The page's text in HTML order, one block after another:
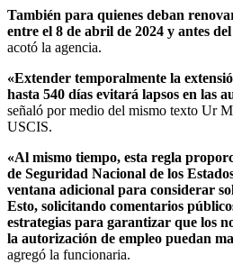
También para quienes deban
entre el 8 de abril de 2024 y antes
acotó la agencia.
«Extender temporalmente la
hasta 540 días evitará lapsos en las
señaló por medio del mismo texto Ur
USCIS.
«Al mismo tiempo, esta regla
de Seguridad Nacional de los
ventana adicional para considerar
Esto, solicitando comentarios
estrategias para garantizar que los
la autorización de empleo puedan
agregó la funcionaria.